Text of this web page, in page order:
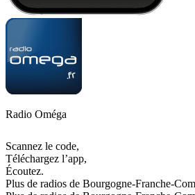
Radio Oméga
Scannez le code,
Téléchargez l’app,
Écoutez.
Plus de radios de Bourgogne-Franche-